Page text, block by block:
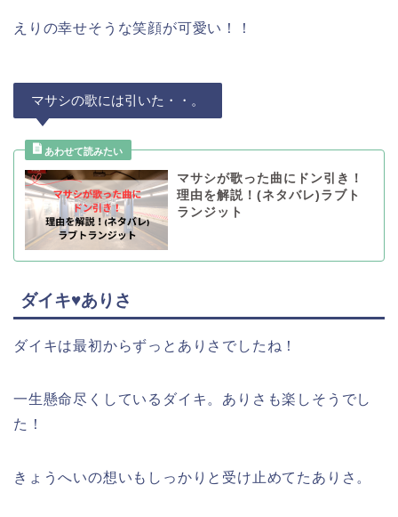
えりの幸せそうな笑顔が可愛い！！
マサシの歌には引いた・・。
マサシが歌った曲にドン引き！
理由を解説！(ネタバレ)ラブト
ランジット
ダイキ♥ありさ
ダイキは最初からずっとありさでしたね！
一生懸命尽くしているダイキ。ありさも楽しそうでし
た！
きょうへいの想いもしっかりと受け止めてたありさ。